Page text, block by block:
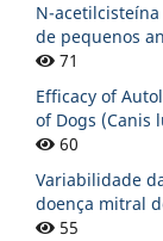
N-
de pequenos
71
Efficacy of
of Dogs (Canis
60
Variabilidade
doença mitral
55